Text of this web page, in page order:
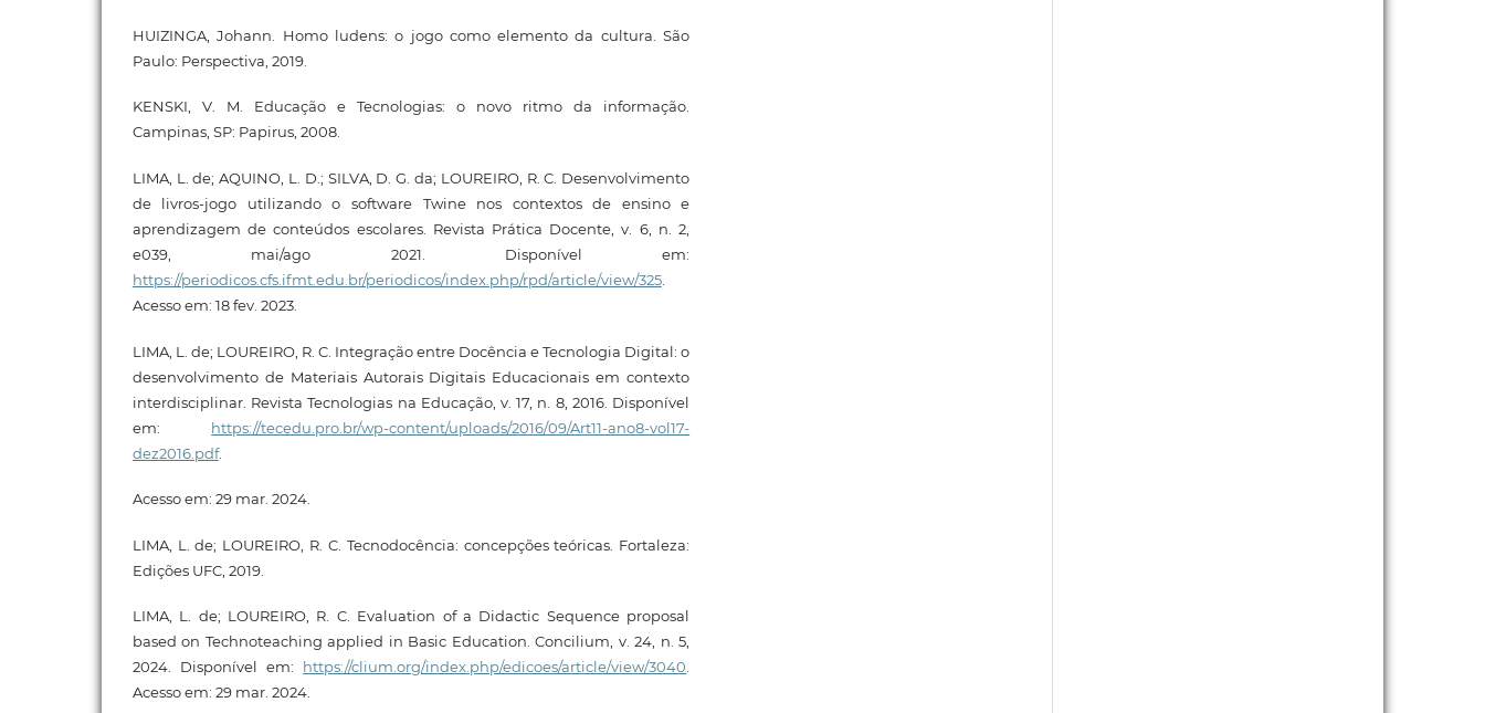
HUIZINGA, Johann. Homo ludens: o jogo como elemento da cultura. São
Paulo: Perspectiva, 2019.
KENSKI, V. M. Educação e Tecnologias: o novo ritmo da informação.
Campinas, SP: Papirus, 2008.
LIMA, L. de; AQUINO, L. D.; SILVA, D. G. da; LOUREIRO, R. C. Desenvolvimento
de livros-jogo utilizando o software Twine nos contextos de ensino e
aprendizagem de conteúdos escolares. Revista Prática Docente, v. 6, n. 2,
e039, mai/ago 2021. Disponível em:
https://periodicos.cfs.ifmt.edu.br/periodicos/index.php/rpd/article/view/325.
Acesso em: 18 fev. 2023.
LIMA, L. de; LOUREIRO, R. C. Integração entre Docência e Tecnologia Digital: o
desenvolvimento de Materiais Autorais Digitais Educacionais em contexto
interdisciplinar. Revista Tecnologias na Educação, v. 17, n. 8, 2016. Disponível
em: https://tecedu.pro.br/wp-content/uploads/2016/09/Art11-ano8-vol17-
dez2016.pdf.
Acesso em: 29 mar. 2024.
LIMA, L. de; LOUREIRO, R. C. Tecnodocência: concepções teóricas. Fortaleza:
Edições UFC, 2019.
LIMA, L. de; LOUREIRO, R. C. Evaluation of a Didactic Sequence proposal
based on Technoteaching applied in Basic Education. Concilium, v. 24, n. 5,
2024. Disponível em: https://clium.org/index.php/edicoes/article/view/3040.
Acesso em: 29 mar. 2024.